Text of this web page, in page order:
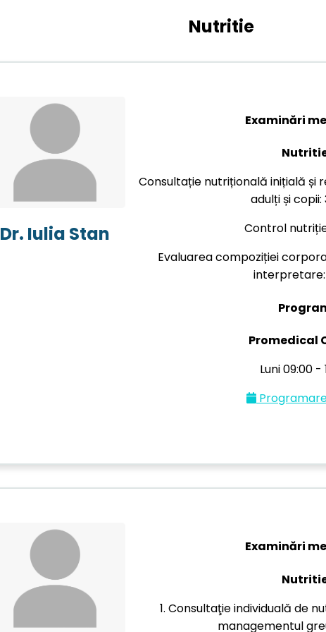
Nutritie
Dr. Iulia Stan
Examinări
Consultație nutrițională inițială și
adulți și copii:
Control
Evaluarea compoziției
interpretare:
Promedical
Luni 09:00 -
Examinări
1. Consultaţie individuală de
managementul